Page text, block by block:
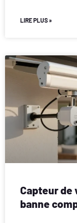
LIRE PLUS »
Capteur de
banne